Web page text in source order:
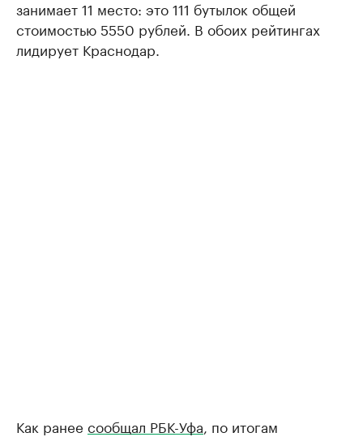
занимает 11 место: это 111 бутылок общей
стоимостью 5550 рублей. В обоих рейтингах
лидирует Краснодар.
Как ранее сообщал РБК-Уфа, по итогам